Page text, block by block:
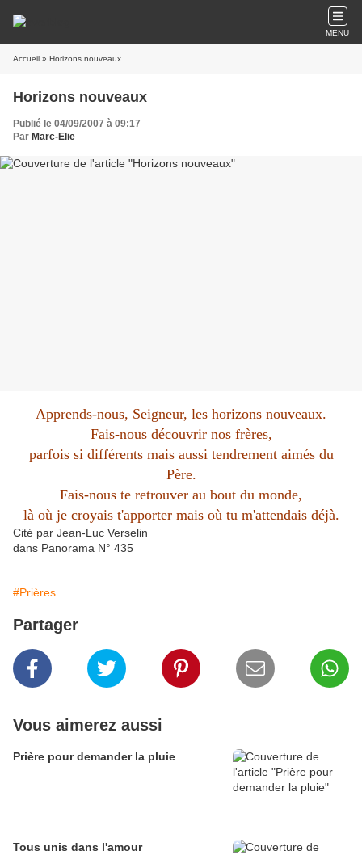
MENU
Accueil » Horizons nouveaux
Horizons nouveaux
Publié le 04/09/2007 à 09:17
Par Marc-Elie
Apprends-nous, Seigneur, les horizons nouveaux.
Fais-nous découvrir nos frères,
parfois si différents mais aussi tendrement aimés du
Père.
Fais-nous te retrouver au bout du monde,
là où je croyais t'apporter mais où tu m'attendais déjà.
Cité par Jean-Luc Verselin
dans Panorama N° 435
#Prières
Partager
Vous aimerez aussi
Prière pour demander la pluie
Tous unis dans l'amour